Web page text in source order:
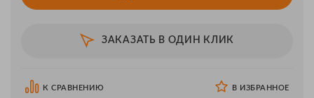
ЗАКАЗАТЬ В ОДИН КЛИК
К СРАВНЕНИЮ В ИЗБРАННОЕ